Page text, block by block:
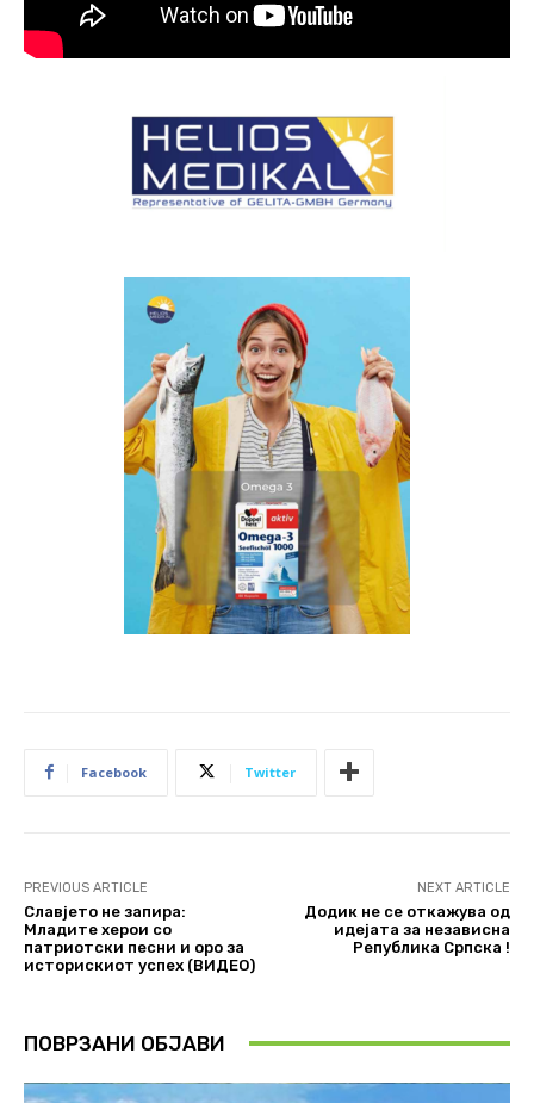
Facebook Twitter
PREVIOUS ARTICLE
Славјето не запира:
Младите херои со
патриотски песни и оро за
историскиот успех (ВИДЕО)
NEXT ARTICLE
Додик не се откажува од
идејата за независна
Република Српска !
ПОВРЗАНИ ОБЈАВИ